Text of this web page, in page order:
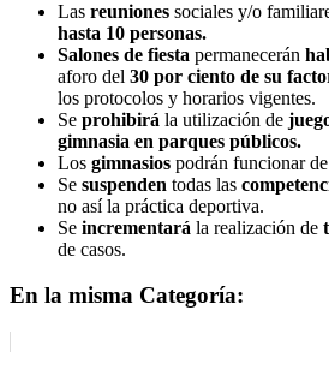
Las reuniones sociales y/o
hasta 10 personas.
Salones de fiesta permanecerán
aforo del 30 por ciento de su
los protocolos y horarios vigentes.
Se prohibirá la utilización de
gimnasia en parques públicos.
Los gimnasios podrán funcionar de
Se suspenden todas las
no así la práctica deportiva.
Se incrementará la realización de
de casos.
En la misma Categoría: